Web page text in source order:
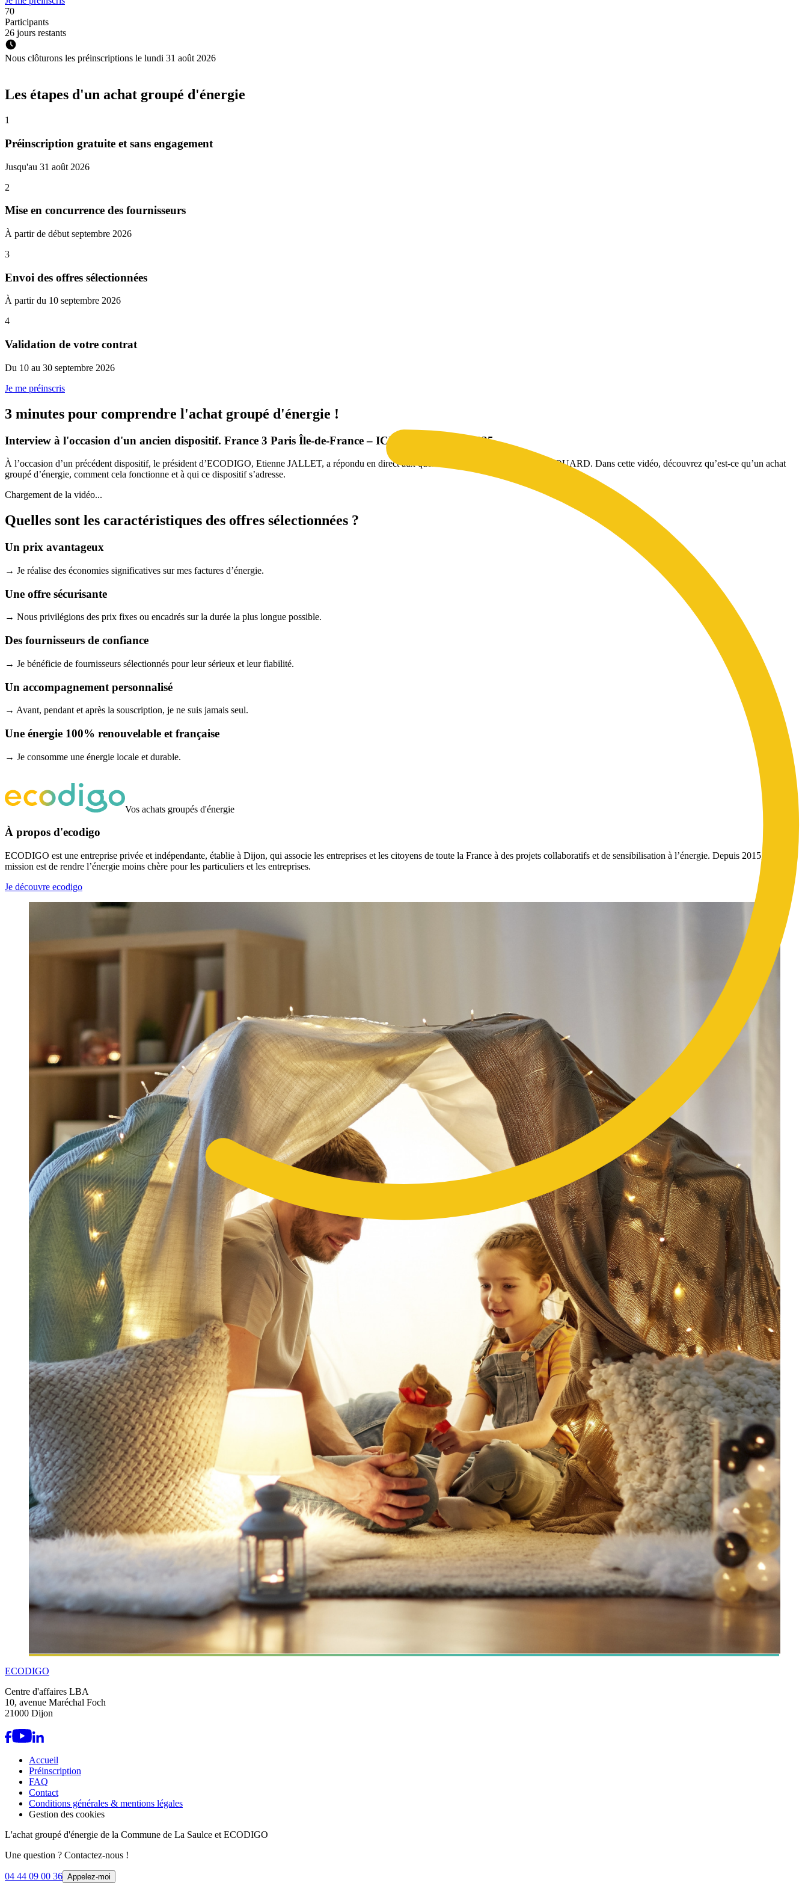
70
Participants
26 jours restants
Nous clôturons les préinscriptions le lundi 31 août 2026
Les étapes d'un achat groupé d'énergie
1
Préinscription gratuite et sans engagement
Jusqu'au 31 août 2026
2
Mise en concurrence des fournisseurs
À partir de début septembre 2026
3
Envoi des offres sélectionnées
À partir du 10 septembre 2026
4
Validation de votre contrat
Du 10 au 30 septembre 2026
Je me préinscris
3 minutes pour comprendre l'achat groupé d'énergie !
Interview à l'occasion d'un ancien dispositif. France 3 Paris Île-de-France – ICI 12/13, le 12/06/2025.
À l’occasion d’un précédent dispositif, le président d’ECODIGO, Etienne JALLET, a répondu en direct aux questions de la journaliste Julie JACQUARD. Dans cette vidéo, découvrez qu’est-ce qu’un achat
groupé d’énergie, comment cela fonctionne et à qui ce dispositif s’adresse.
Chargement de la vidéo...
Quelles sont les caractéristiques des offres sélectionnées ?
Un prix avantageux
→ Je réalise des économies significatives sur mes factures d’énergie.
Une offre sécurisante
→ Nous privilégions des prix fixes ou encadrés sur la durée la plus longue possible.
Des fournisseurs de confiance
→ Je bénéficie de fournisseurs sélectionnés pour leur sérieux et leur fiabilité.
Un accompagnement personnalisé
→ Avant, pendant et après la souscription, je ne suis jamais seul.
Une énergie 100% renouvelable et française
→ Je consomme une énergie locale et durable.
Vos achats groupés d'énergie
À propos d'ecodigo
ECODIGO est une entreprise privée et indépendante, établie à Dijon, qui associe les entreprises et les citoyens de toute la France à des projets collaboratifs et de sensibilisation à l’énergie. Depuis 2015, notre
mission est de rendre l’énergie moins chère pour les particuliers et les entreprises.
Je découvre ecodigo
ECODIGO
Centre d'affaires LBA
10, avenue Maréchal Foch
21000 Dijon
Accueil
Préinscription
FAQ
Contact
Conditions générales & mentions légales
Gestion des cookies
L'achat groupé d'énergie de la Commune de La Saulce et ECODIGO
Une question ? Contactez-nous !
04 44 09 00 36 Appelez-moi